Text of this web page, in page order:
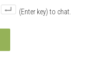
(Enter key) to chat.